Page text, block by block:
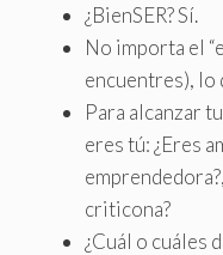
¿BienSER? Sí.
No importa el
encuentres), lo
Para alcanzar
eres tú: ¿Eres
criticona?
¿Cuál o cuáles